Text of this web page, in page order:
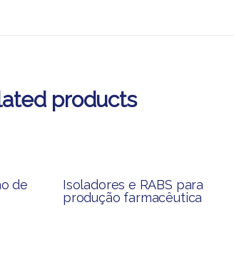
products
de
Isoladores e RABS para
produção​ farmacêutica